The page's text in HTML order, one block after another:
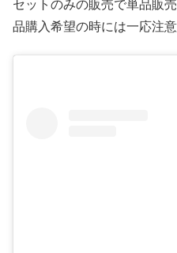
セットのみの販売で単品販
品購入希望の時には一応注